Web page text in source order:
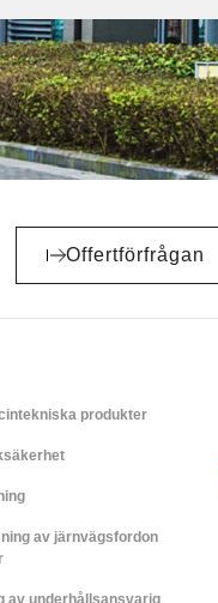
Offertförfrågan
produkter
av järnvägsfordon